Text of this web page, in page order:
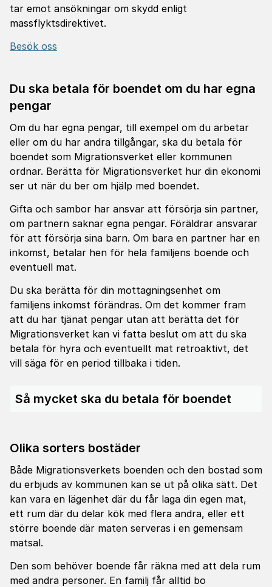
tar emot ansökningar om skydd enligt
massflyktsdirektivet.
Besök oss
Du ska betala för boendet om du har egna
pengar
Om du har egna pengar, till exempel om du arbetar
eller om du har andra tillgångar, ska du betala för
boendet som Migrationsverket eller kommunen
ordnar. Berätta för Migrationsverket hur din ekonomi
ser ut när du ber om hjälp med boendet.
Gifta och sambor har ansvar att försörja sin partner,
om partnern saknar egna pengar. Föräldrar ansvarar
för att försörja sina barn. Om bara en partner har en
inkomst, betalar hen för hela familjens boende och
eventuell mat.
Du ska berätta för din mottagningsenhet om
familjens inkomst förändras. Om det kommer fram
att du har tjänat pengar utan att berätta det för
Migrationsverket kan vi fatta beslut om att du ska
betala för hyra och eventuellt mat retroaktivt, det
vill säga för en period tillbaka i tiden.
Så mycket ska du betala för boendet
Olika sorters bostäder
Både Migrationsverkets boenden och den bostad som
du erbjuds av kommunen kan se ut på olika sätt. Det
kan vara en lägenhet där du får laga din egen mat,
ett rum där du delar kök med flera andra, eller ett
större boende där maten serveras i en gemensam
matsal.
Den som behöver boende får räkna med att dela rum
med andra personer. En familj får alltid bo